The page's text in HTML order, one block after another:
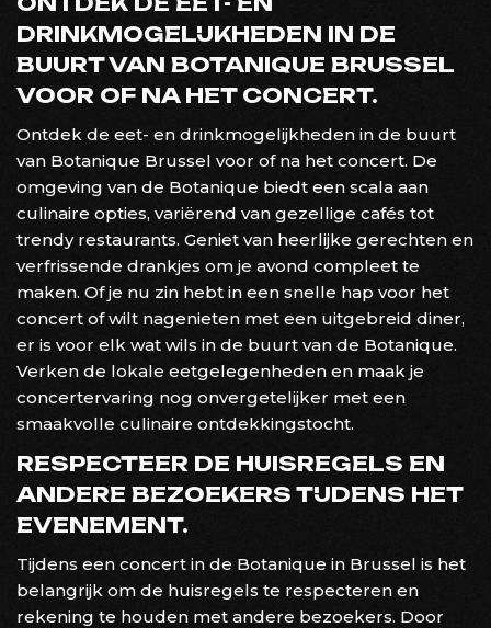
DRINKMOGELIJKHEDEN IN DE
BUURT VAN BOTANIQUE BRUSSEL
VOOR OF NA HET CONCERT.
Ontdek de eet- en drinkmogelijkheden in de buurt
van Botanique Brussel voor of na het concert. De
omgeving van de Botanique biedt een scala aan
culinaire opties, variërend van gezellige cafés tot
trendy restaurants. Geniet van heerlijke gerechten en
verfrissende drankjes om je avond compleet te
maken. Of je nu zin hebt in een snelle hap voor het
concert of wilt nagenieten met een uitgebreid diner,
er is voor elk wat wils in de buurt van de Botanique.
Verken de lokale eetgelegenheden en maak je
concertervaring nog onvergetelijker met een
smaakvolle culinaire ontdekkingstocht.
RESPECTEER DE HUISREGELS EN
ANDERE BEZOEKERS TIJDENS HET
EVENEMENT.
Tijdens een concert in de Botanique in Brussel is het
belangrijk om de huisregels te respecteren en
rekening te houden met andere bezoekers. Door